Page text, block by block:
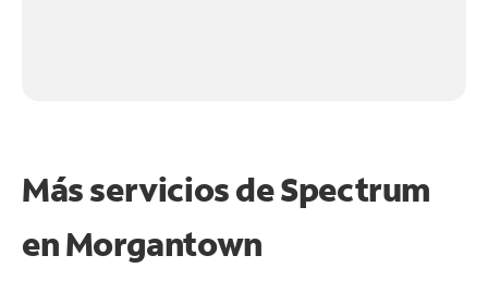
Más servicios de Spectrum
enMorgantown